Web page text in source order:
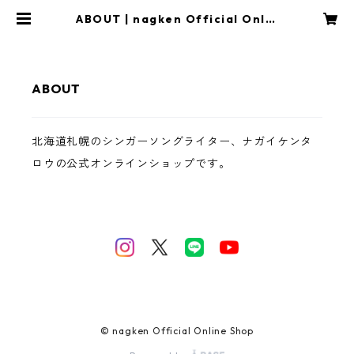
ABOUT | nagken Official Onlin
ABOUT
北海道札幌のシンガーソングライター、ナガイケンタ
ロウの公式オンラインショップです。
© nagken Official Online Shop